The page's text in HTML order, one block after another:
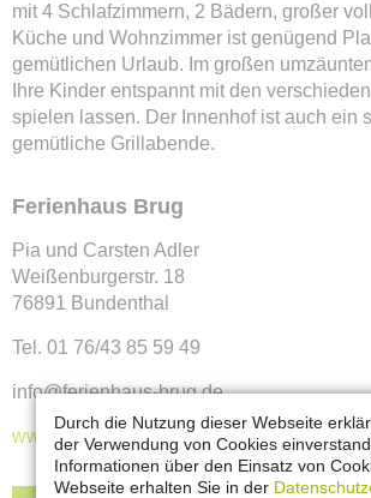
mit 4 Schlafzimmern, 2 Bädern, großer
Küche und Wohnzimmer ist genügend
gemütlichen Urlaub. Im großen
Ihre Kinder entspannt mit den
spielen lassen. Der Innenhof ist auch ein
gemütliche Grillabende.
Ferienhaus Brug
Pia und Carsten Adler
Weißenburgerstr. 18
76891 Bundenthal
Tel. 01 76/43 85 59 49
info@ferienhaus-brug.de
www.ferienhaus-brug.de
Durch die Nutzung dieser Webseite
der Verwendung von Cookies
Informationen über den Einsatz von
Webseite erhalten Sie in der